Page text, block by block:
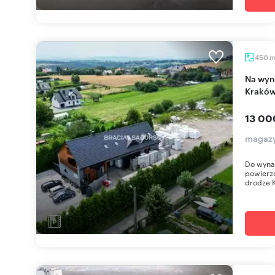
450 m
Na wynajem magazyn z biurami 327 m² przy DK
13
Do
drodze